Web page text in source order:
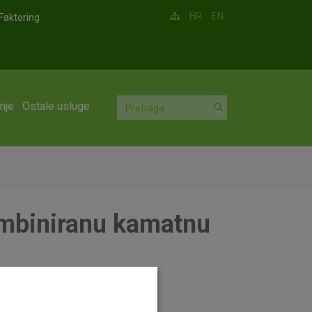
Faktoring HR EN
Ostale usluge
kamatnu